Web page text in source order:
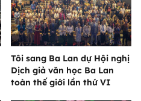
Tôi sang Ba Lan dự Hội nghị
Dịch giả văn học Ba Lan
toàn thế giới lần thứ VI